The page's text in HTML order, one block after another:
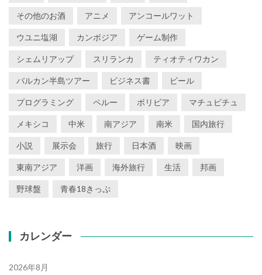
その他のお酒 アニメ アンコールワット
ウユニ塩湖 カンボジア ゲーム制作
シェムリアップ スリランカ ティオティワカン
バルカン半島ツアー ビジネス書 ビール
プログラミング ペルー ボリビア マチュピチュ
メキシコ 中米 南アジア 南米 国内旅行
小説 展示会 旅行 日本酒 映画
東南アジア 洋画 海外旅行 生活 邦画
野球盤 青春18きっぷ
カレンダー
2026年8月